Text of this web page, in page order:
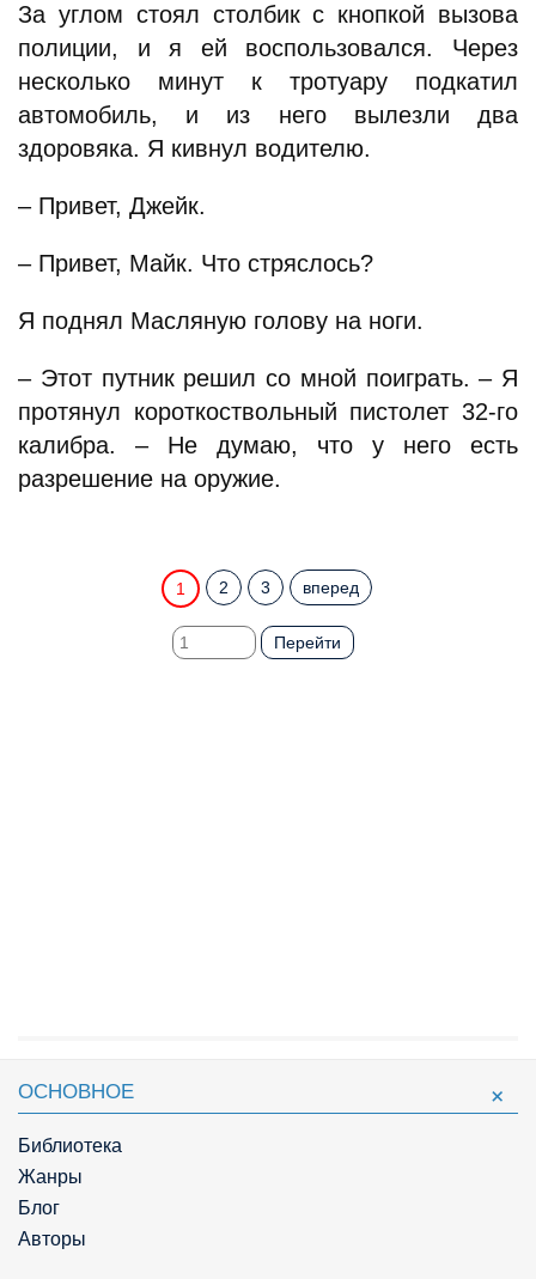
За углом стоял столбик с кнопкой вызова
полиции, и я ей воспользовался. Через
несколько минут к тротуару подкатил
автомобиль, и из него вылезли два
здоровяка. Я кивнул водителю.
– Привет, Джейк.
– Привет, Майк. Что стряслось?
Я поднял Масляную голову на ноги.
– Этот путник решил со мной поиграть. – Я
протянул короткоствольный пистолет 32-го
калибра. – Не думаю, что у него есть
разрешение на оружие.
1 2 3 вперед
Перейти
ОСНОВНОЕ
Библиотека
Жанры
Блог
Авторы